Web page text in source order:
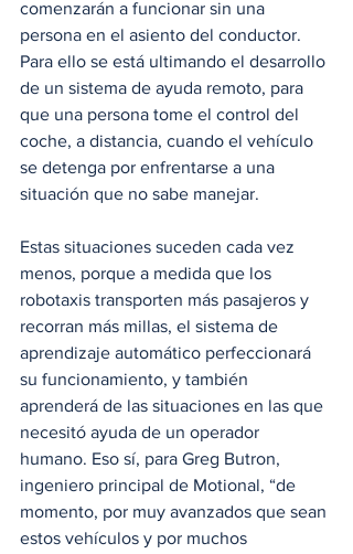
comenzarán a funcionar sin una
persona en el asiento del conductor.
Para ello se está ultimando el desarrollo
de un sistema de ayuda remoto, para
que una persona tome el control del
coche, a distancia, cuando el vehículo
se detenga por enfrentarse a una
situación que no sabe manejar.
Estas situaciones suceden cada vez
menos, porque a medida que los
robotaxis transporten más pasajeros y
recorran más millas, el sistema de
aprendizaje automático perfeccionará
su funcionamiento, y también
aprenderá de las situaciones en las que
necesitó ayuda de un operador
humano. Eso sí, para Greg Butron,
ingeniero principal de Motional, “de
momento, por muy avanzados que sean
estos vehículos y por muchos